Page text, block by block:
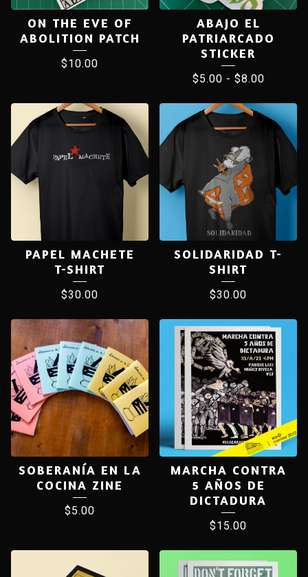
ON THE EVE OF
ABOLITION PATCH
$10.00
ABAJO EL
PATRIARCADO
STICKER
$5.00 - $8.00
PAPEL MACHETE
T-SHIRT
$30.00
SOLIDARIDAD T-
SHIRT
$30.00
SOBERANÍA EN LA
COCINA ZINE
$5.00
MARCHA CONTRA
5 AÑOS DE
DICTADURA
$15.00